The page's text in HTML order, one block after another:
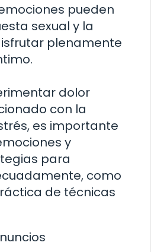
pueden
sexual y la
plenamente
dolor
con la
es importante
y
para
como
de técnicas